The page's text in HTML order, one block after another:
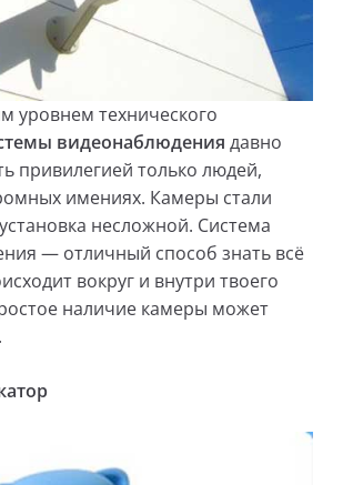
уровнем технического
видеонаблюдения давно
привилегией только людей,
имениях. Камеры стали
несложной. Система
— отличный способ знать всё
вокруг и внутри твоего
наличие камеры может